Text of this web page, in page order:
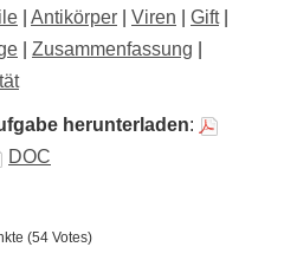
Antikörper Viren Gift|
Zusammenfassung
herunterladen:
DOC
(54 Votes)